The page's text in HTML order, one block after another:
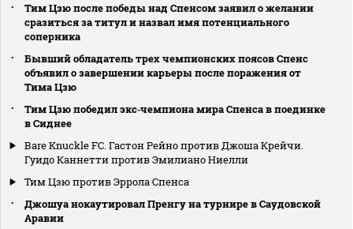
Тим Цзю после победы над Спенсом заявил о желании
сразиться за титул и назвал имя потенциального
соперника
Бывший обладатель трех чемпионских поясов Спенс
объявил о завершении карьеры после поражения от
Тима Цзю
Тим Цзю победил экс‑чемпиона мира Спенса в поединке
в Сиднее
Bare Knuckle FC. Гастон Рейно против Джоша Крейчи.
Гуидо Каннетти против Эмилиано Ниелли
Тим Цзю против Эррола Спенса
Джошуа нокаутировал Пренгу на турнире в Саудовской
Аравии